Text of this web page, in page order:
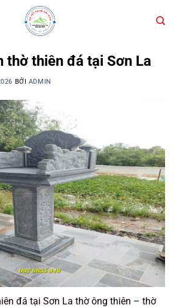
thờ thiên đá tại Sơn La
BỞI ADMIN
đá tại Sơn La thờ ông thiên – thờ